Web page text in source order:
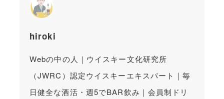
hiroki
Webの中の人｜ウイスキー文化研究所
（JWRC）認定ウイスキーエキスパート｜毎
日健全な酒活・週5でBAR飲み｜会員制ドリ